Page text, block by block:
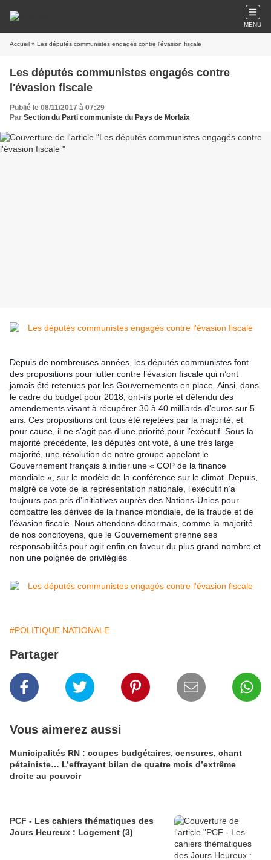
MENU
Accueil » Les députés communistes engagés contre l'évasion fiscale
Les députés communistes engagés contre
l'évasion fiscale
Publié le 08/11/2017 à 07:29
Par Section du Parti communiste du Pays de Morlaix
Depuis de nombreuses années, les députés communistes font
des propositions pour lutter contre l’évasion fiscale qui n’ont
jamais été retenues par les Gouvernements en place. Ainsi, dans
le cadre du budget pour 2018, ont-ils porté et défendu des
amendements visant à récupérer 30 à 40 milliards d’euros sur 5
ans. Ces propositions ont tous été rejetées par la majorité, et
pour cause, il ne s’agit pas d’une priorité pour l’exécutif. Sous la
majorité précédente, les députés ont voté, à une très large
majorité, une résolution de notre groupe appelant le
Gouvernement français à initier une « COP de la finance
mondiale », sur le modèle de la conférence sur le climat. Depuis,
malgré ce vote de la représentation nationale, l’exécutif n’a
toujours pas pris d’initiatives auprès des Nations-Unies pour
combattre les dérives de la finance mondiale, de la fraude et de
l’évasion fiscale. Nous attendons désormais, comme la majorité
de nos concitoyens, que le Gouvernement prenne ses
responsabilités pour agir enfin en faveur du plus grand nombre et
non une poignée de privilégiés
#POLITIQUE NATIONALE
Partager
Vous aimerez aussi
Municipalités RN : coupes budgétaires, censures, chant
pétainiste… L’effrayant bilan de quatre mois d’extrême
droite au pouvoir
PCF - Les cahiers thématiques des
Jours Heureux : Logement (3)